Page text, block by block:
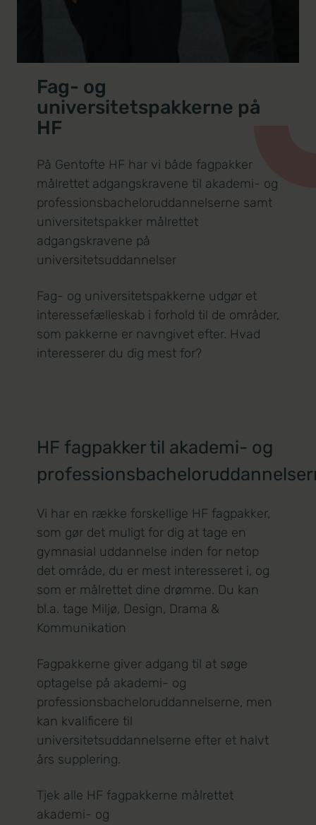
Fag- og
universitetspakkerne på
HF
På Gentofte HF har vi både fagpakker
målrettet adgangskravene til akademi- og
professionsbacheloruddannelserne samt
universitetspakker målrettet
adgangskravene på
universitetsuddannelser
Fag- og universitetspakkerne udgør et
interessefælleskab i forhold til de områder,
som pakkerne er navngivet efter. Hvad
interesserer du dig mest for?
HF fagpakker til akademi- og
Vi har en række forskellige HF fagpakker,
som gør det muligt for dig at tage en
gymnasial uddannelse inden for netop
det område, du er mest interesseret i, og
som er målrettet dine drømme. Du kan
bl.a. tage Miljø, Design, Drama &
Kommunikation
Fagpakkerne giver adgang til at søge
optagelse på akademi- og
professionsbacheloruddannelserne, men
kan kvalificere til
universitetsuddannelserne efter et halvt
års supplering.
Tjek alle HF fagpakkerne målrettet
akademi- og